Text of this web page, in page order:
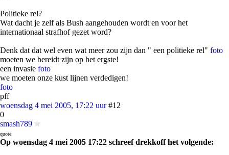
Politieke rel?
Wat dacht je zelf als Bush aangehouden wordt en voor het
internationaal strafhof gezet word?
Denk dat dat wel even wat meer zou zijn dan " een politieke rel" foto
moeten we bereidt zijn op het ergste!
een invasie foto
we moeten onze kust lijnen verdedigen!
foto
pff
woensdag 4 mei 2005, 17:22 uur #12
0
smash789
quote:
Op woensdag 4 mei 2005 17:22 schreef drekkoff het volgende: